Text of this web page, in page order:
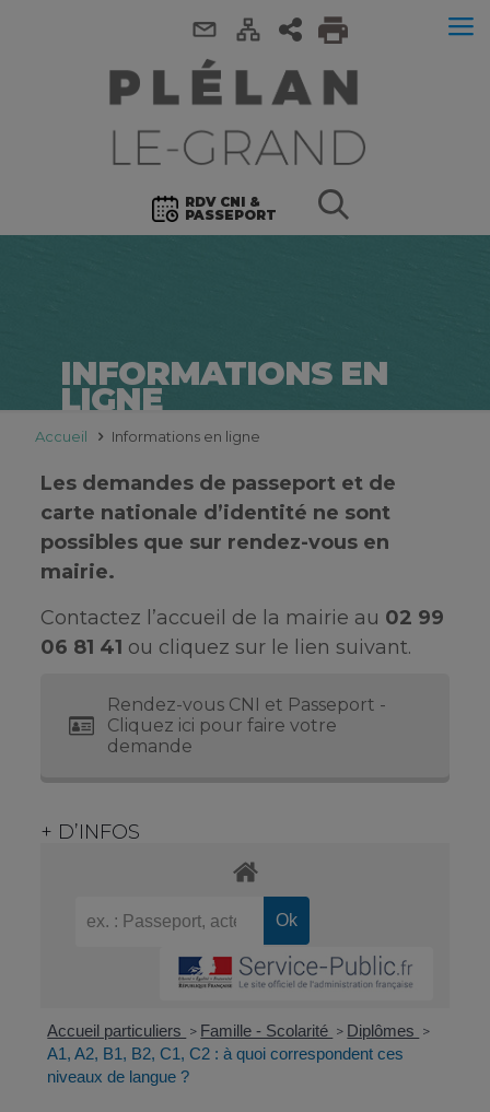
RDV CNI &
PASSEPORT
INFORMATIONS EN
LIGNE
Accueil Informations en ligne
Les demandes de passeport et de
carte nationale d’identité ne sont
possibles que sur rendez-vous en
mairie.
Contactez l’accueil de la mairie au 02 99
06 81 41 ou cliquez sur le lien suivant.
Rendez-vous CNI et Passeport -
Cliquez ici pour faire votre
demande
+ D’INFOS
Accueil particuliers > Famille - Scolarité > Diplômes >
A1, A2, B1, B2, C1, C2 : à quoi correspondent ces
niveaux de langue ?